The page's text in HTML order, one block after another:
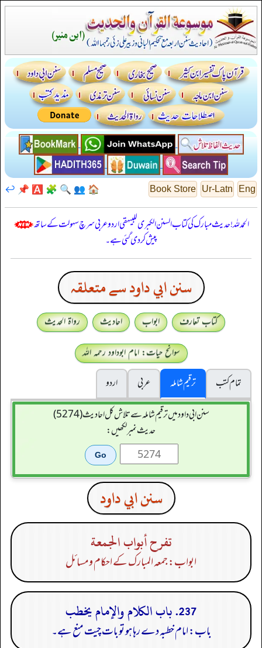
Eng
Ur-Latn
Book Store
🏠
👥
🔍
🧩
🅰️
📌
↩️
الحمدللہ! حدیث مبارک کی کتاب السنن الكبرى للبيهقي اردو عربی سرچ سہولت کے ساتھ
پیش کر دی گئی ہے۔
سنن ابي داود سے متعلقہ
کتاب تعارف ابواب احادیث
رواۃ الحدیث
سوانح حیات: امام ابوداود رحمہ اللہ
تمام کتب
ترقیم شاملہ عربی
اردو
سنن ابي داود میں ترقیم شاملہ سے تلاش کل احادیث (5274)
حدیث نمبر لکھیں:
سنن ابي داود
تفرح أبواب الجمعة
ابواب: جمعہ المبارک کے احکام ومسائل
237. باب الكلام والإمام يخطب
باب: امام خطبہ دے رہا ہو تو بات چیت منع ہے۔